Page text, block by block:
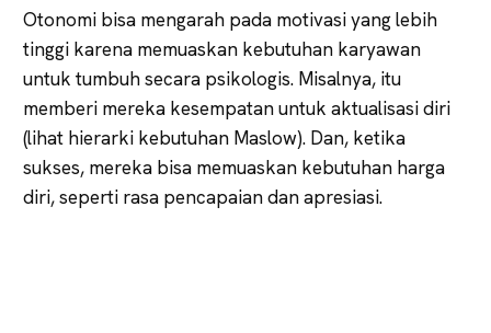
Otonomi bisa mengarah pada motivasi yang lebih
tinggi karena memuaskan kebutuhan karyawan
untuk tumbuh secara psikologis. Misalnya, itu
memberi mereka kesempatan untuk aktualisasi diri
(lihat hierarki kebutuhan Maslow). Dan, ketika
sukses, mereka bisa memuaskan kebutuhan harga
diri, seperti rasa pencapaian dan apresiasi.